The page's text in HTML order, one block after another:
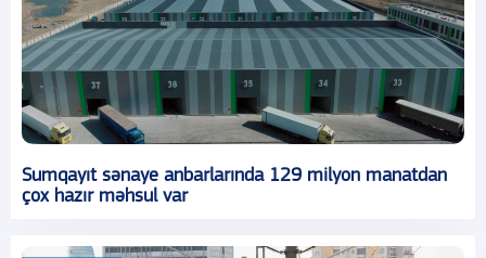
Sumqayıt sənaye anbarlarında 129 milyon manatdan
çox hazır məhsul var